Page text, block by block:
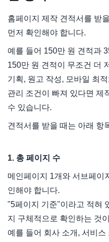
홈페이지 제작 견적서를 받
먼저 확인해야 합니다.
예를 들어 150만 원 견적과
150만 원 견적이 무조건 더
기획, 원고 작성, 모바일 최
관리 조건이 빠져 있다면 제
수 있습니다.
견적서를 받을 때는 아래 항
1. 총 페이지 수
메인페이지 1개와 서브페이
인해야 합니다.
"5페이지 기준"이라고 적혀
지 구체적으로 확인하는 것
예를 들어 회사 소개, 서비